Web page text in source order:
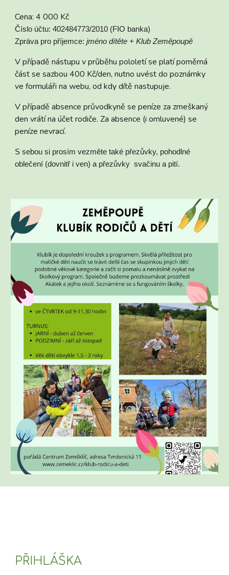
Cena: 4 000 Kč
Číslo účtu: 402484773/2010 (FIO banka)
Zpráva pro příjemce:jméno dítěte + Klub Zeměpoupě
V případě nástupu v průběhu pololetí se platí poměrná
část se sazbou 400 Kč/den, nutno uvést do poznámky
ve formuláři na webu, od kdy dítě nastupuje.
V případě absence průvodkyně se peníze za zmeškaný
den vrátí na účet rodiče. Za absence (i omluvené) se
peníze nevrací.
S sebou si prosím vezměte také přezůvky, pohodlné
oblečení (dovnitř i ven) a přezůvky svačinu a pití.
PŘIHLÁŠKA